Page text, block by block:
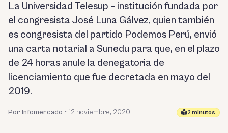
La Universidad Telesup – institución fundada por
el congresista José Luna Gálvez, quien también
es congresista del partido Podemos Perú, envió
una carta notarial a Sunedu para que, en el plazo
de 24 horas anule la denegatoria de
licenciamiento que fue decretada en mayo del
2019.
Por Infomercado • 12 noviembre, 2020 2 minutos